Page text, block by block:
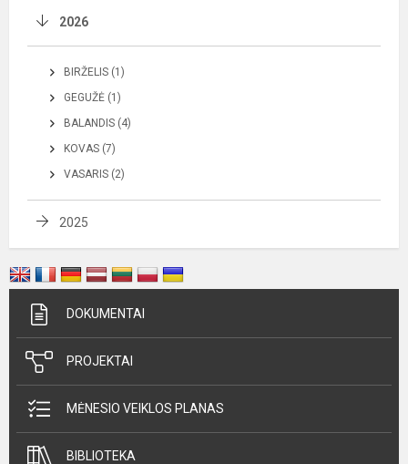
2026
BIRŽELIS (1)
GEGUŽĖ (1)
BALANDIS (4)
KOVAS (7)
VASARIS (2)
2025
DOKUMENTAI
PROJEKTAI
MĖNESIO VEIKLOS PLANAS
BIBLIOTEKA